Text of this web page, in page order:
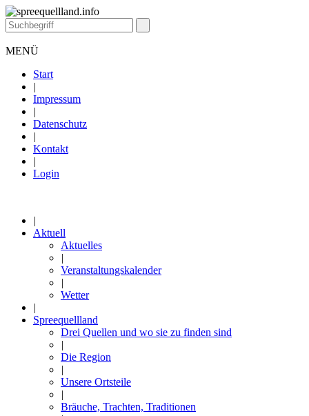
MENÜ
Start
|
Impressum
|
Datenschutz
|
Kontakt
|
Login
|
Aktuell
Aktuelles
|
Veranstaltungskalender
|
Wetter
|
Spreequellland
Drei Quellen und wo sie zu finden sind
|
Die Region
|
Unsere Ortsteile
|
Bräuche, Trachten, Traditionen